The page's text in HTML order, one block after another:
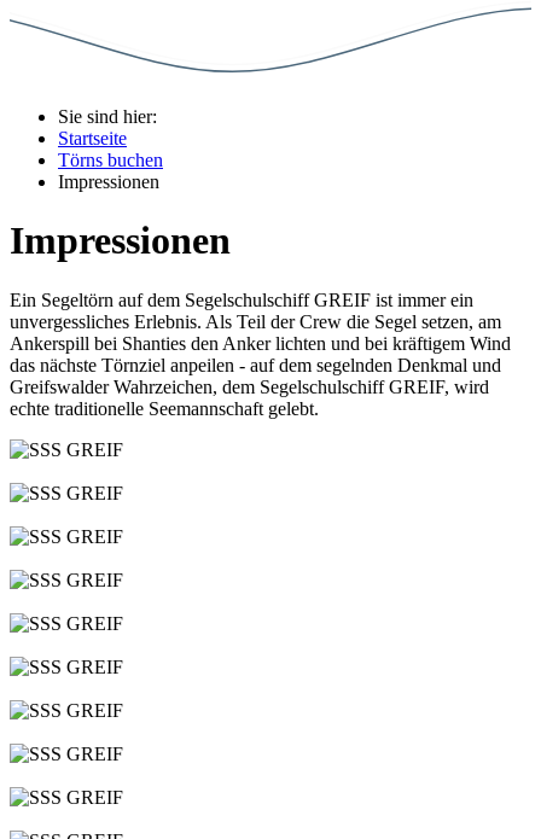
Sie sind hier:
Startseite
Törns buchen
Impressionen
Impressionen
Ein Segeltörn auf dem Segelschulschiff GREIF ist immer ein
unvergessliches Erlebnis. Als Teil der Crew die Segel setzen, am
Ankerspill bei Shanties den Anker lichten und bei kräftigem Wind
das nächste Törnziel anpeilen - auf dem segelnden Denkmal und
Greifswalder Wahrzeichen, dem Segelschulschiff GREIF, wird
echte traditionelle Seemannschaft gelebt.